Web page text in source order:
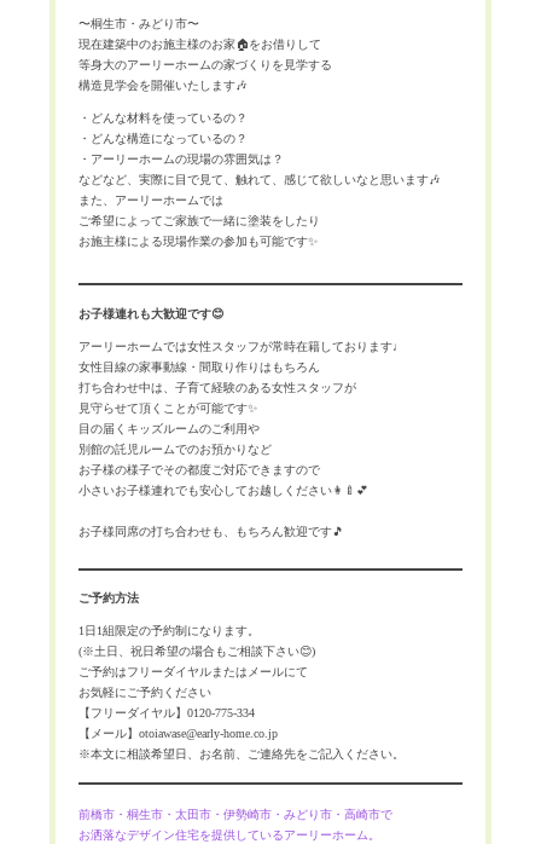
〜桐生市・みどり市〜
現在建築中のお施主様のお家🏠をお借りして
等身大のアーリーホームの家づくりを見学する
構造見学会を開催いたします🎶
・どんな材料を使っているの？
・どんな構造になっているの？
・アーリーホームの現場の雰囲気は？
などなど、実際に目で見て、触れて、感じて欲しいなと思います🎶
また、アーリーホームでは
ご希望によってご家族で一緒に塗装をしたり
お施主様による現場作業の参加も可能です✨
お子様連れも大歓迎です😊
アーリーホームでは女性スタッフが常時在籍しております♩
女性目線の家事動線・間取り作りはもちろん
打ち合わせ中は、子育て経験のある女性スタッフが
見守らせて頂くことが可能です✨
目の届くキッズルームのご利用や
別館の託児ルームでのお預かりなど
お子様の様子でその都度ご対応できますので
小さいお子様連れでも安心してお越しください👩‍🍼💕
お子様同席の打ち合わせも、もちろん歓迎です🎵
ご予約方法
1日1組限定の予約制になります。
(※土日、祝日希望の場合もご相談下さい😊)
ご予約はフリーダイヤルまたはメールにて
お気軽にご予約ください
【フリーダイヤル】0120-775-334
【メール】otoiawase@early-home.co.jp
※本文に相談希望日、お名前、ご連絡先をご記入ください。
前橋市・桐生市・太田市・伊勢崎市・みどり市・高崎市で
お洒落なデザイン住宅を提供しているアーリーホーム。